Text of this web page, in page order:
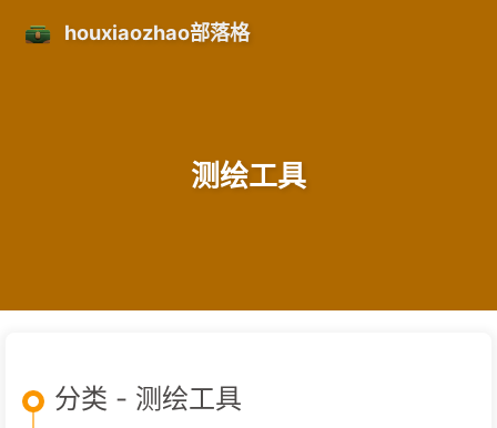
houxiaozhao部落格
测绘工具
分类 - 测绘工具